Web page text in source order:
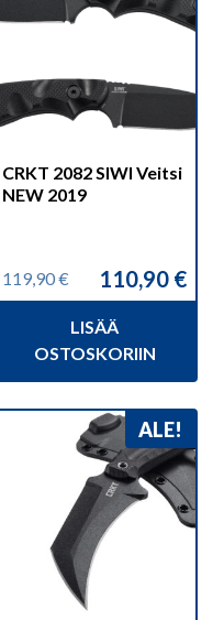
CRKT 2082 SIWI Veitsi
NEW 2019
119,90€
Alkuperäinen
hinta
119,90 €.
110,90 €
Nykyinen
hinta
110,90 €.
LISÄÄ
OSTOSKORIIN
ALE!